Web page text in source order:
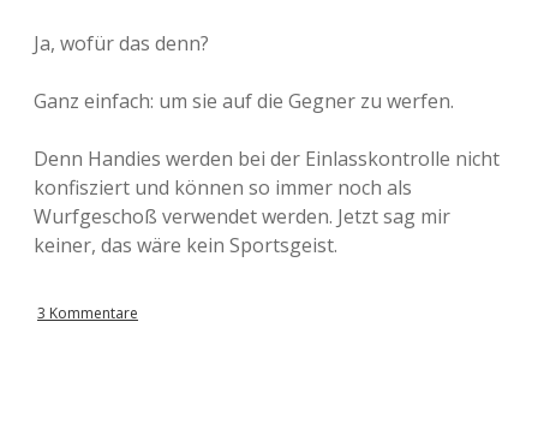
Ja, wofür das denn?
Ganz einfach: um sie auf die Gegner zu werfen.
Denn Handies werden bei der Einlasskontrolle nicht
konfisziert und können so immer noch als
Wurfgeschoß verwendet werden. Jetzt sag mir
keiner, das wäre kein Sportsgeist.
3 Kommentare